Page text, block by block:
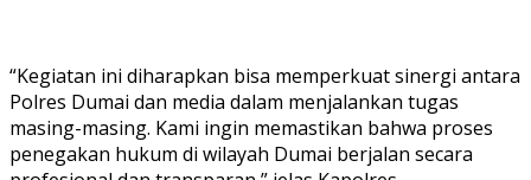
“Kegiatan ini diharapkan bisa memperkuat sinergi antara
Polres Dumai dan media dalam menjalankan tugas
masing-masing. Kami ingin memastikan bahwa proses
penegakan hukum di wilayah Dumai berjalan secara